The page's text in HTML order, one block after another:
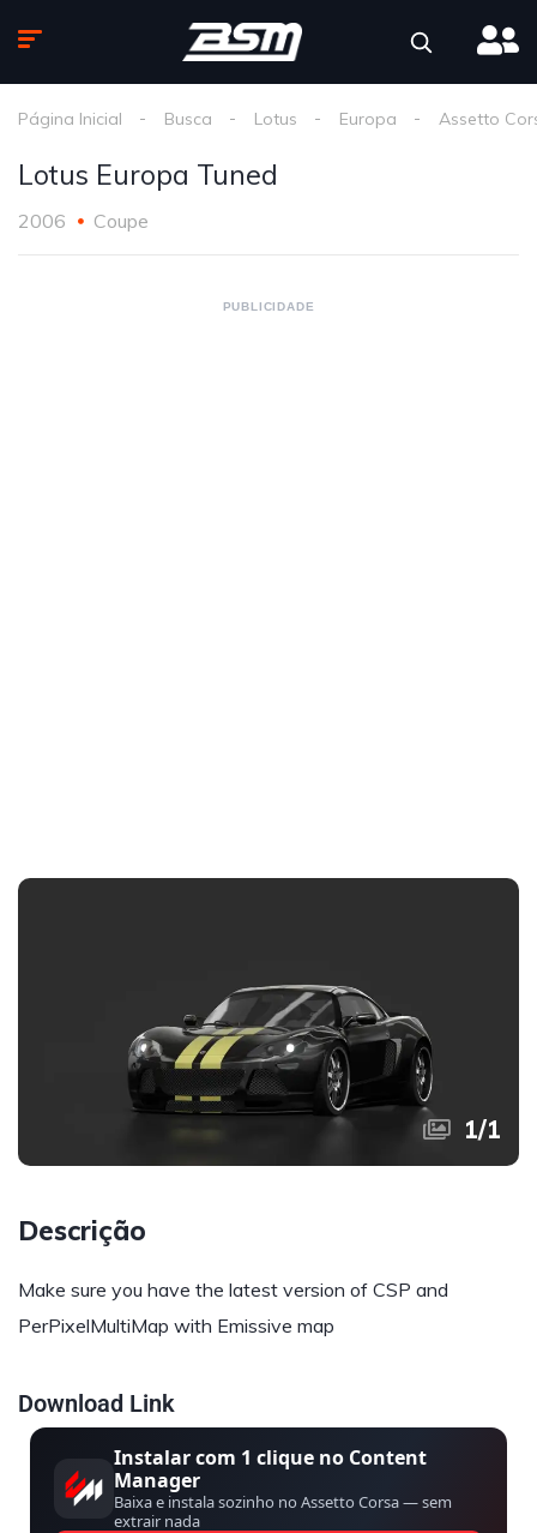
Página Inicial Busca Lotus Europa Assetto
Lotus Europa Tuned
2006 Coupe
PUBLICIDADE
1/1
Descrição
Make sure you have the latest version of CSP and
PerPixelMultiMap with Emissive map
Download Link
Instalar com 1 clique no Content
Manager
Baixa e instala sozinho no Assetto Corsa — sem
extrair nada